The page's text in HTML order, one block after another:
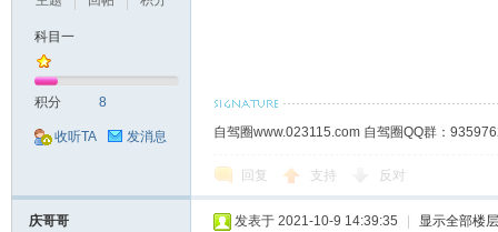
科目一
积分 8
收听TA 发消息 自驾圈www.023115.com 自驾圈QQ群：
回复 支持 反对
庆哥哥 发表于 2021-10-9 14:39:35 显示全部楼层